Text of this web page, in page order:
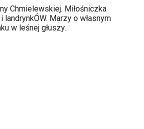
Chmielewskiej. Miłośniczka
landrynkÓW. Marzy o własnym
w leśnej głuszy.